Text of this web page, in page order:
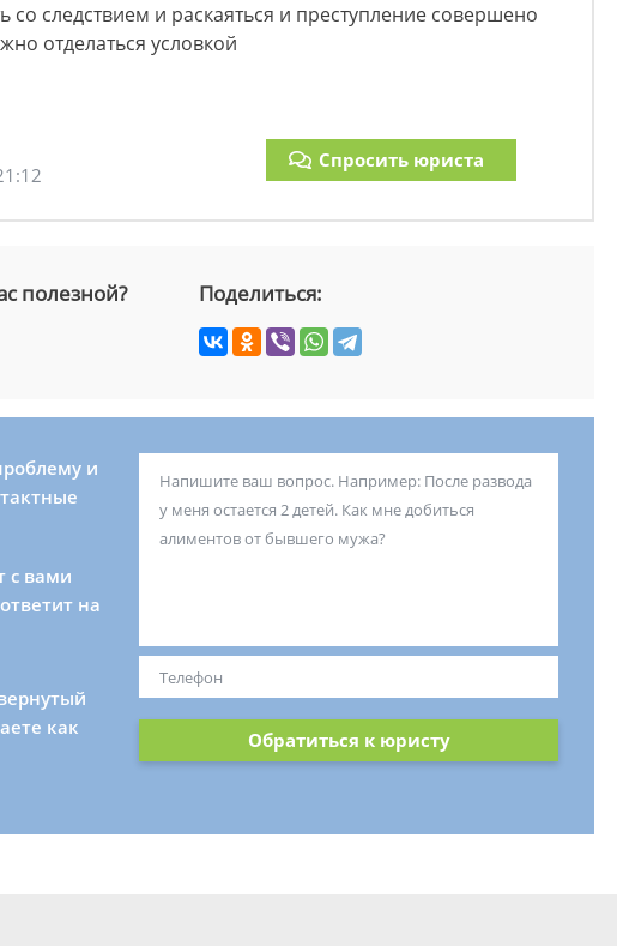
со следствием и раскаяться и преступление совершено
отделаться условкой
Спросить юриста
полезной? Поделиться:
и
с вами
на
как
Обратиться к юристу